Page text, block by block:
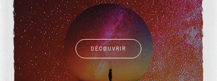
DÉCOUVRIR